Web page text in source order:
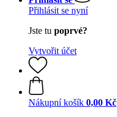
Přihlásit se nyní
Jste tu poprvé?
Vytvořit účet
Nákupní košík 0,00 Kč